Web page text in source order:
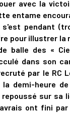
avec la
entame
pendant
pour illustrer
balle des «
dans son
par le
la demi-heure
sur
ont fini